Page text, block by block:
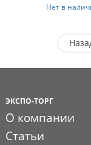
Нет в
ЭКСПО-ТОРГ
О компании
Статьи